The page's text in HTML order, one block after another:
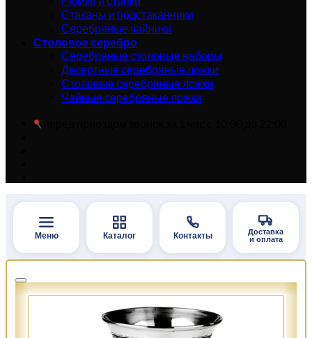
Стаканы и подстаканники
Серебряные чайники
Столовое серебро
Серебряные столовые наборы
Десертные серебряные ложки
Столовые серебряные ложки
Чайные серебряные ложки
Меню Каталог Контакты
Доставка
и оплата